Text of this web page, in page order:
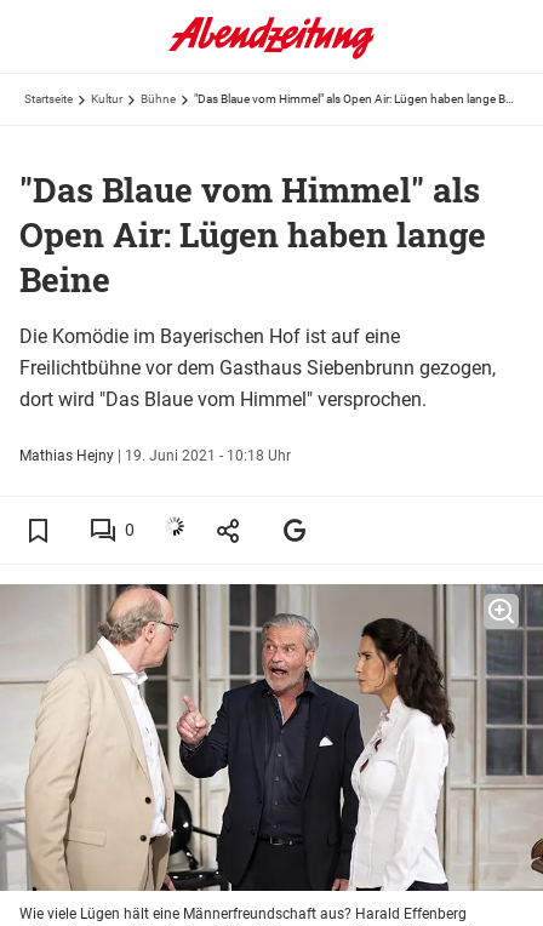
Startseite Kultur Bühne
"Das Blaue vom Himmel" als
Open Air: Lügen haben lange
Beine
Die Komödie im Bayerischen Hof ist auf eine
Freilichtbühne vor dem Gasthaus Siebenbrunn gezogen,
dort wird "Das Blaue vom Himmel" versprochen.
Mathias Hejny | 19. Juni 2021 - 10:18 Uhr
0
Wie viele Lügen hält eine Männerfreundschaft aus? Harald Effenberg